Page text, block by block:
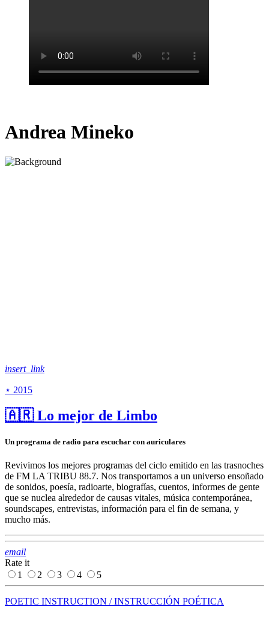
Andrea Mineko
insert_link
⋆ 2015
🇦🇷 Lo mejor de Limbo
Un programa de radio para escuchar con auriculares
Revivimos los mejores programas del ciclo emitido en las trasnoches
de FM LA TRIBU 88.7. Nos transportamos a un universo ensoñado
de sonidos, poesía, radioarte, biografías, cuentos, informes de gente
que se nuclea alrededor de causas vitales, música contemporánea,
soundscapes, entrevistas, información para el fin de semana, y
mucho más.
email
Rate it
1
2 3 4 5
POETIC INSTRUCTION / INSTRUCCIÓN POÉTICA